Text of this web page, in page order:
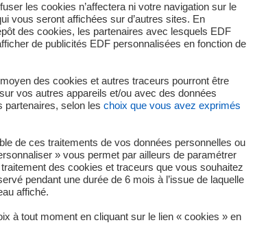
les cookies n’affectera ni votre navigation sur le
vous seront affichées sur d’autres sites. En
des cookies, les partenaires avec lesquels EDF
de publicités EDF personnalisées en fonction de
des cookies et autres traceurs pourront être
vos autres appareils et/ou avec des données
partenaires, selon les choix que vous avez exprimés
de ces traitements de vos données personnelles ou
» vous permet par ailleurs de paramétrer
des cookies et traceurs que vous souhaitez
pendant une durée de 6 mois à l’issue de laquelle
affiché.
à tout moment en cliquant sur le lien « cookies » en